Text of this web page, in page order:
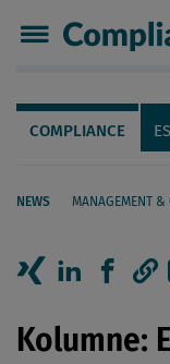
Servicenavigation
Navigation
COMPLIANCE
NEWS MANAGEMENT &
Seiteninhalt
Kolumne: